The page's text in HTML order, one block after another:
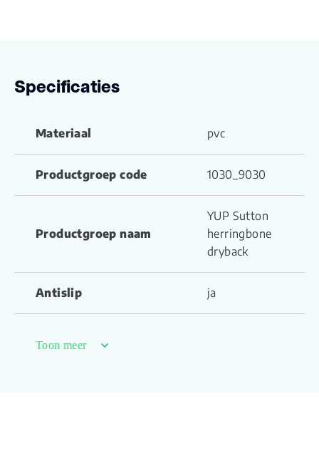
Specificaties
Materiaal pvc
Productgroep code 1030_9030
Productgroep naam
YUP Sutton
herringbone
dryback
Antislip ja
Toon meer